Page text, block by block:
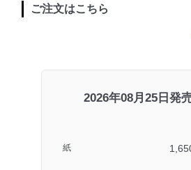
ご注文はこちら
2026年08月25日発
紙